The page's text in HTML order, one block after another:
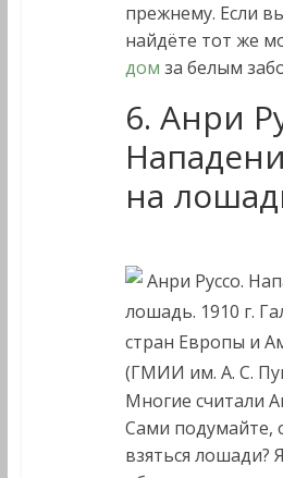
прежнему. Если
найдёте тот же
дом за белым
6. Анри
на
Анри Руссо.
лошадь. 1910 г.
стран Европы и
(ГМИИ им. А. С.
Многие считали
Сами подумайте,
взяться лошади?